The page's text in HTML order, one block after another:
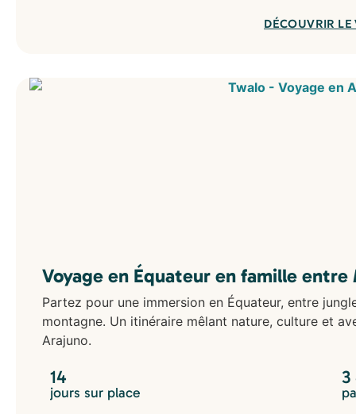
DÉCOUVRIR LE
Voyage en Équateur en famille entre
Partez pour une immersion en Équateur, entre
montagne. Un itinéraire mêlant nature, culture et
Arajuno.
14
jours sur place
3